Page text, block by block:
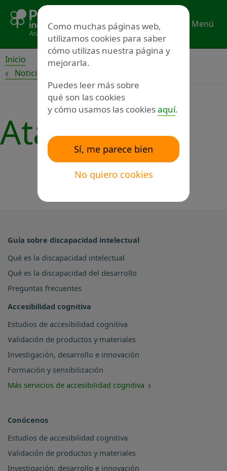
contenido
Menú
Inicio
Noticias
Atadi
Siguiente
Guía sobre discapacidad intelectual
Qué es la discapacidad intelectual
Qué es la discapacidad del desarrollo
Preguntas frecuentes
Accesibilidad cognitiva
Estudios de accesibilidad cognitiva
Validación de productos y materiales
Investigación, desarrollo e innovación
Formación y sensibilización
Más servicios de accesibilidad cognitiva
Conócenos
Estudios de accesibilidad cognitiva
Validación de productos y materiales
Investigación, desarrollo e innovación
Como muchas páginas web,
utilizamos cookies para saber
cómo utilizas nuestra página y
mejorarla.
Puedes leer más sobre
qué son las cookies
y cómo usamos las cookiesaquí.
Sí, me parece bien
No quiero cookies